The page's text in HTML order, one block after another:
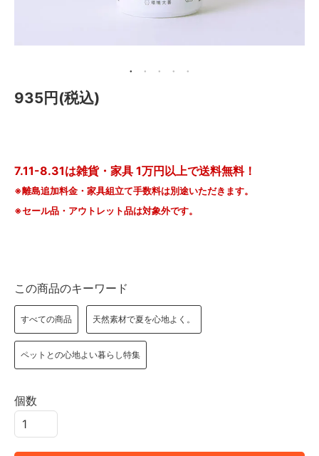
935円(税込)
7.11-8.31は雑貨・家具 1万円以上で送料無料！
※離島追加料金・家具組立て手数料は別途いただきます。
※セール品・アウトレット品は対象外です。
この商品のキーワード
すべての商品 天然素材で夏を心地よく。
ペットとの心地よい暮らし特集
個数